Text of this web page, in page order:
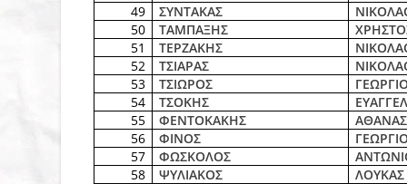
49
ΣΥΝΤΑΚΑΣ
50
ΤΑΜΠΑΞΗΣ
51
ΤΕΡΖΑΚΗΣ
52
ΤΣΙΑΡΑΣ
53
ΤΣΙΩΡΟΣ
54
ΤΣΟΚΗΣ
55
ΦΕΝΤΟΚΑΚΗΣ
56
ΦΙΝΟΣ
57
ΦΩΣΚΟΛΟΣ
58
ΨΥΛΙΑΚΟΣ ΛΟΥΚΑΣ